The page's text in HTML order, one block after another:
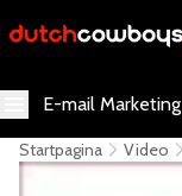
E-mail Marketing
Startpagina Video